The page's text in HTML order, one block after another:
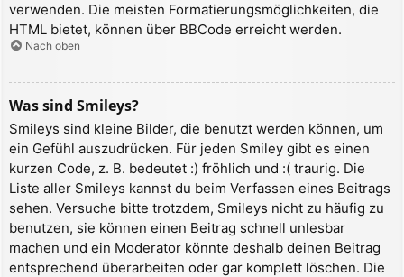
verwenden. Die meisten Formatierungsmöglichkeiten, die
HTML bietet, können über BBCode erreicht werden.
Nach oben
Was sind Smileys?
Smileys sind kleine Bilder, die benutzt werden können, um
ein Gefühl auszudrücken. Für jeden Smiley gibt es einen
kurzen Code, z. B. bedeutet :) fröhlich und :( traurig. Die
Liste aller Smileys kannst du beim Verfassen eines Beitrags
sehen. Versuche bitte trotzdem, Smileys nicht zu häufig zu
benutzen, sie können einen Beitrag schnell unlesbar
machen und ein Moderator könnte deshalb deinen Beitrag
entsprechend überarbeiten oder gar komplett löschen. Die